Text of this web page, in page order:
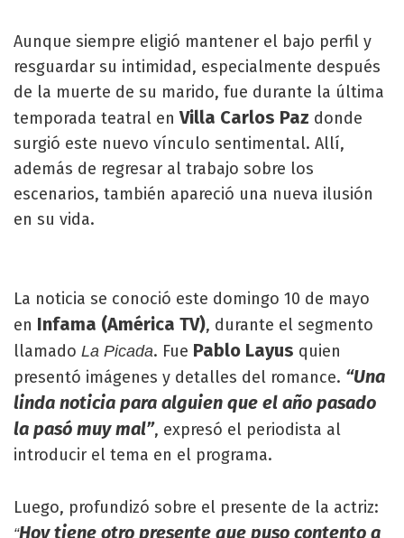
Aunque siempre eligió mantener el bajo perfil y
resguardar su intimidad, especialmente después
de la muerte de su marido, fue durante la última
temporada teatral enVilla Carlos Paz donde
surgió este nuevo vínculo sentimental. Allí,
además de regresar al trabajo sobre los
escenarios, también apareció una nueva ilusión
en su vida.
La noticia se conoció este domingo 10 de mayo
en Infama (América TV), durante el segmento
llamado La Picada. Fue Pablo Layus quien
presentó imágenes y detalles del romance. “Una
linda noticia para alguien que el año pasado
la pasó muy mal”, expresó el periodista al
introducir el tema en el programa.
Luego, profundizó sobre el presente de la actriz:
“Hoy tiene otro presente que puso contento a